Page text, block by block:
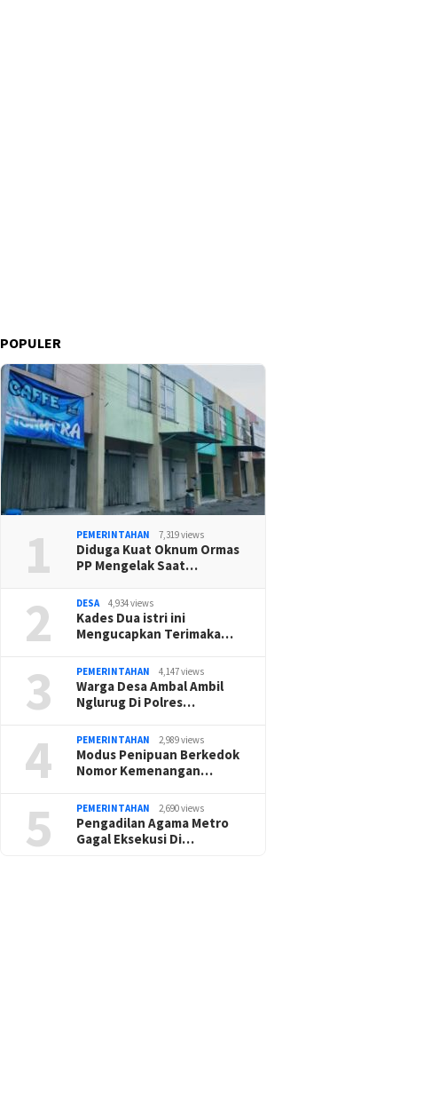
POPULER
1 PEMERINTAHAN 7,319 views
Diduga Kuat Oknum Ormas
PP Mengelak Saat…
2 DESA 4,934 views
Kades Dua istri ini
Mengucapkan Terimaka…
3 PEMERINTAHAN 4,147 views
Warga Desa Ambal Ambil
Nglurug Di Polres…
4 PEMERINTAHAN 2,989 views
Modus Penipuan Berkedok
Nomor Kemenangan…
5 PEMERINTAHAN 2,690 views
Pengadilan Agama Metro
Gagal Eksekusi Di…